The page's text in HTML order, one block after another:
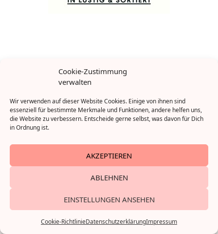
Cookie-Zustimmung
verwalten
Wir verwenden auf dieser Website Cookies. Einige von ihnen sind
essenziell für bestimmte Merkmale und Funktionen, andere helfen uns,
die Website zu verbessern. Entscheide gerne selbst, was davon für Dich
in Ordnung ist.
AKZEPTIEREN
ABLEHNEN
EINSTELLUNGEN ANSEHEN
Cookie-RichtlinieDatenschutzerklärungImpressum
Liste“, Rowohlt
Impressum
Datenschutzerklärung
Cookie-Richtlinie (EU)